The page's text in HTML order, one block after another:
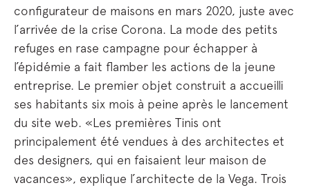
configurateur de maisons en mars 2020, juste avec
l’arrivée de la crise Corona. La mode des petits
refuges en rase campagne pour échapper à
l’épidémie a fait flamber les actions de la jeune
entreprise. Le premier objet construit a accueilli
ses habitants six mois à peine après le lancement
du site web. «Les premières Tinis ont
principalement été vendues à des architectes et
des designers, qui en faisaient leur maison de
vacances», explique l’architecte de la Vega. Trois